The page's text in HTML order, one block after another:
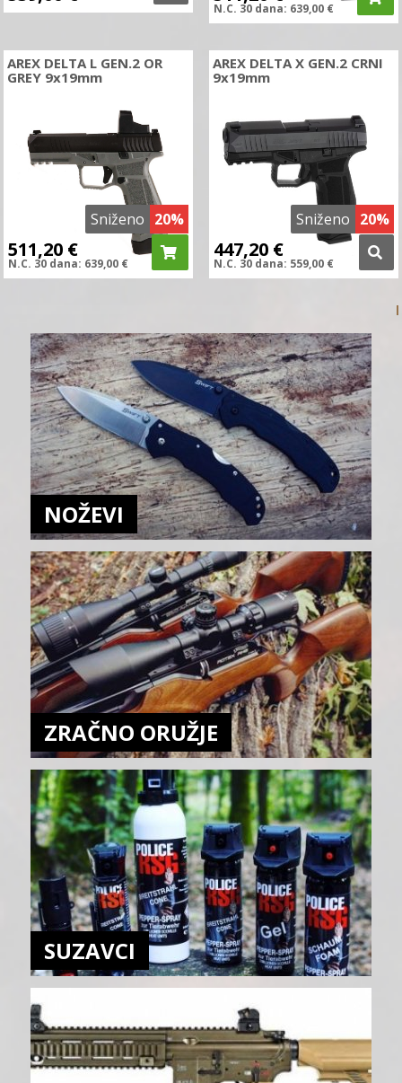
N.C. 30 dana: 639,00 €
Sniženo 20%
AREX DELTA L GEN.2 OR
GREY 9x19mm
511,20 €
N.C. 30 dana: 639,00 €
Sniženo 20%
AREX DELTA X GEN.2 CRNI
9x19mm
447,20 €
N.C. 30 dana: 559,00 €
NOŽEVI
ZRAČNO ORUŽJE
SUZAVCI